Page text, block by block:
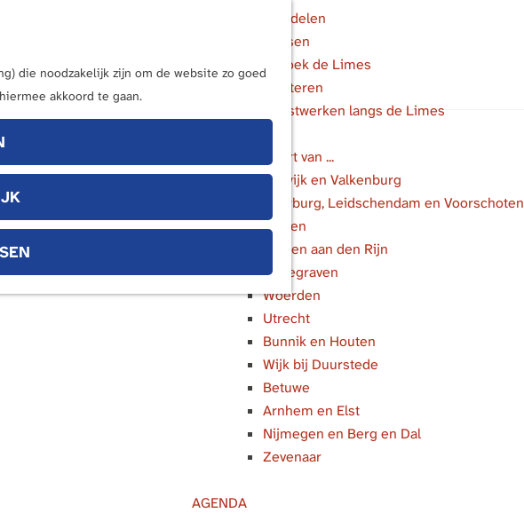
die noodzakelijk zijn om de website zo goed
akkoord te gaan.
e
u
Wandelen
Fietsen
Bezoek de Limes
Luisteren
Kunstwerken langs de Limes
In de buurt van ...
Katwijk en Valkenburg
Voorburg, Leidschendam en Voorschoten
Leiden
Alphen aan den Rijn
Bodegraven
Woerden
Utrecht
Bunnik en Houten
Wijk bij Duurstede
Betuwe
Arnhem en Elst
Nijmegen en Berg en Dal
Zevenaar
AGENDA